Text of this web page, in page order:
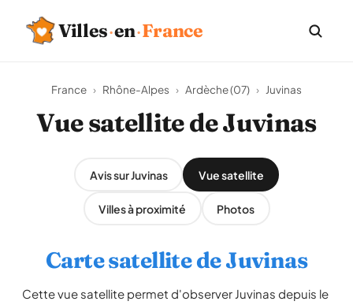
Villes·en·France
France › Rhône-Alpes › Ardèche (07) › Juvinas
Vue satellite de Juvinas
Avis sur Juvinas Vue satellite
Villes à proximité Photos
Carte satellite de Juvinas
Cette vue satellite permet d'observer Juvinas depuis le